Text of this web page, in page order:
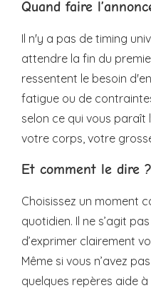
Quand faire
Il n'y a pas de timing
attendre la fin du
ressentent le besoin
fatigue ou de
selon ce qui vous paraît
votre corps, votre
Et comment le dire ?
Choisissez un moment
quotidien. Il ne s’agit
d’exprimer clairement
Même si vous n’avez
quelques repères aide